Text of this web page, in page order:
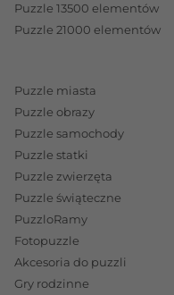
radości i satysfakcji.
Puzzle 2w1 2
Wyzwanie
dorosłych
Zestawy puzzli 2w1
wyjątkowe wyzwanie
nastolatkach i
rozrywkę na
rozwijają cierpliwość,
analityczne. Każdy
Puzzle 13500 elementów
Puzzle 21000 elementów
Puzzle miasta
Puzzle obrazy
Puzzle samochody
Puzzle statki
Puzzle zwierzęta
Puzzle świąteczne
PuzzloRamy
Fotopuzzle
Akcesoria do puzzli
Gry rodzinne